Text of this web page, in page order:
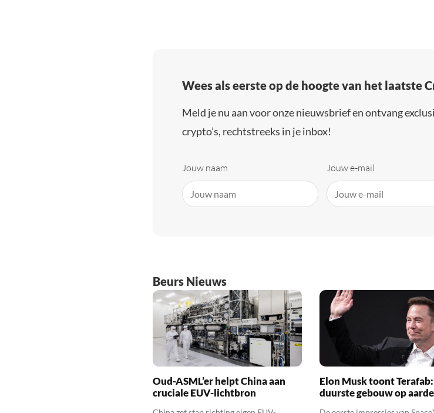
Wees als eerste op de hoogte van het laatste
Meld je nu aan voor onze nieuwsbrief en ontvang
crypto’s, rechtstreeks in je inbox!
Jouw naam Jouw e-mail
Beurs Nieuws
Oud-ASML’er helpt China aan
cruciale EUV-lichtbron
Elon Musk toont
duurste gebouw op